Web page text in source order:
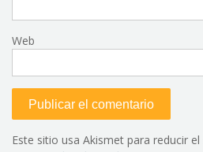
Web
Este sitio usa Akismet para reducir el